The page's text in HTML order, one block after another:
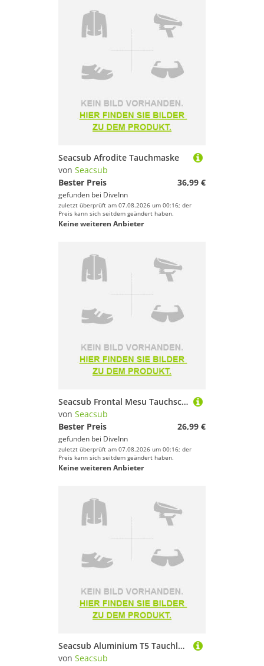
Seacsub Afrodite Tauchmaske
von Seacsub
Bester Preis
36,99 €
gefunden bei DiveInn
zuletzt überprüft am 07.08.2026 um 00:16; der
Preis kann sich seitdem geändert haben.
Keine weiteren Anbieter
Seacsub Frontal Mesu Tauchschnorchel
von Seacsub
Bester Preis
26,99 €
gefunden bei DiveInn
zuletzt überprüft am 07.08.2026 um 00:16; der
Preis kann sich seitdem geändert haben.
Keine weiteren Anbieter
Seacsub Aluminium T5 Tauchlampe
von Seacsub